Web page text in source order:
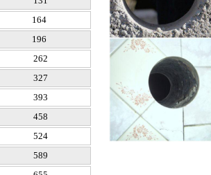
164
196
262
327
393
458
524
589